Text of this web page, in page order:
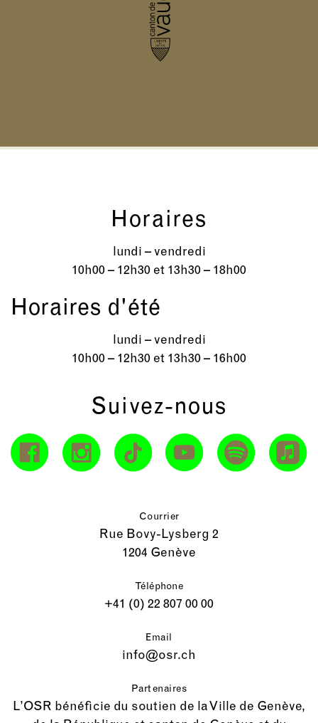
Horaires
lundi – vendredi
10h00 – 12h30 et 13h30 – 18h00
Horaires d'été
lundi – vendredi
10h00 – 12h30 et 13h30 – 16h00
Suivez-nous
Courrier
Rue Bovy-Lysberg 2
1204 Genève
Téléphone
+41 (0) 22 807 00 00
Email
info@osr.ch
Partenaires
L’OSR bénéficie du soutien de la Ville de Genève,